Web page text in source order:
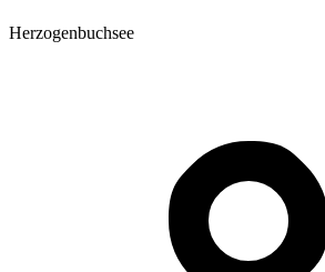
Herzogenbuchsee